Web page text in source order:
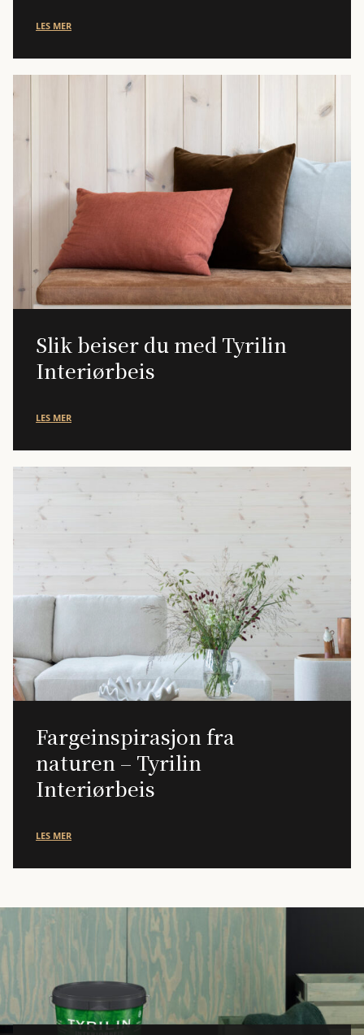
LES MER
Slik beiser du med Tyrilin
Interiørbeis
LES MER
Fargeinspirasjon fra
naturen – Tyrilin
Interiørbeis
LES MER